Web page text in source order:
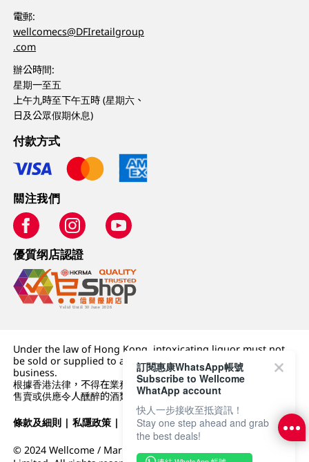
電郵:
wellcomecs@DFIretailgroup
.com
辦公時間:
星期一至五
上午九時至下午五時 (星期六、
日及公眾假期休息)
付款方式
關注我們
優質纲店認證
Under the law of Hong Kong, intoxicating liquor must not
be sold or supplied to a minor (under 18) in the course of
business.
根據香港法律，不得在業務過程中，向未成年人 (18 歲以下人士)
售賣或供應令人醺醉的酒類。
條款及細則 |私隱政策 | DFI零售集團
© 2024 Wellcome / Market Place. The Dairy Farm Company
訂閱惠康WhatsApp帳號
Subscribe to Wellcome
WhatApp account
快人一步接收至抵資訊！
Stay one step ahead and grab
the best deals!